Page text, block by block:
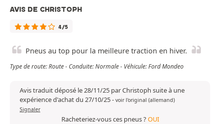
AVIS DE CHRISTOPH
4/5
Pneus au top pour la meilleure traction en hiver.
Type de route: Route - Conduite: Normale - Véhicule: Ford Mondeo
Avis traduit déposé le 28/11/25 par Christoph suite à une
expérience d'achat du 27/10/25- voir l'original (allemand)
Signaler
Racheteriez-vous ces pneus ?OUI